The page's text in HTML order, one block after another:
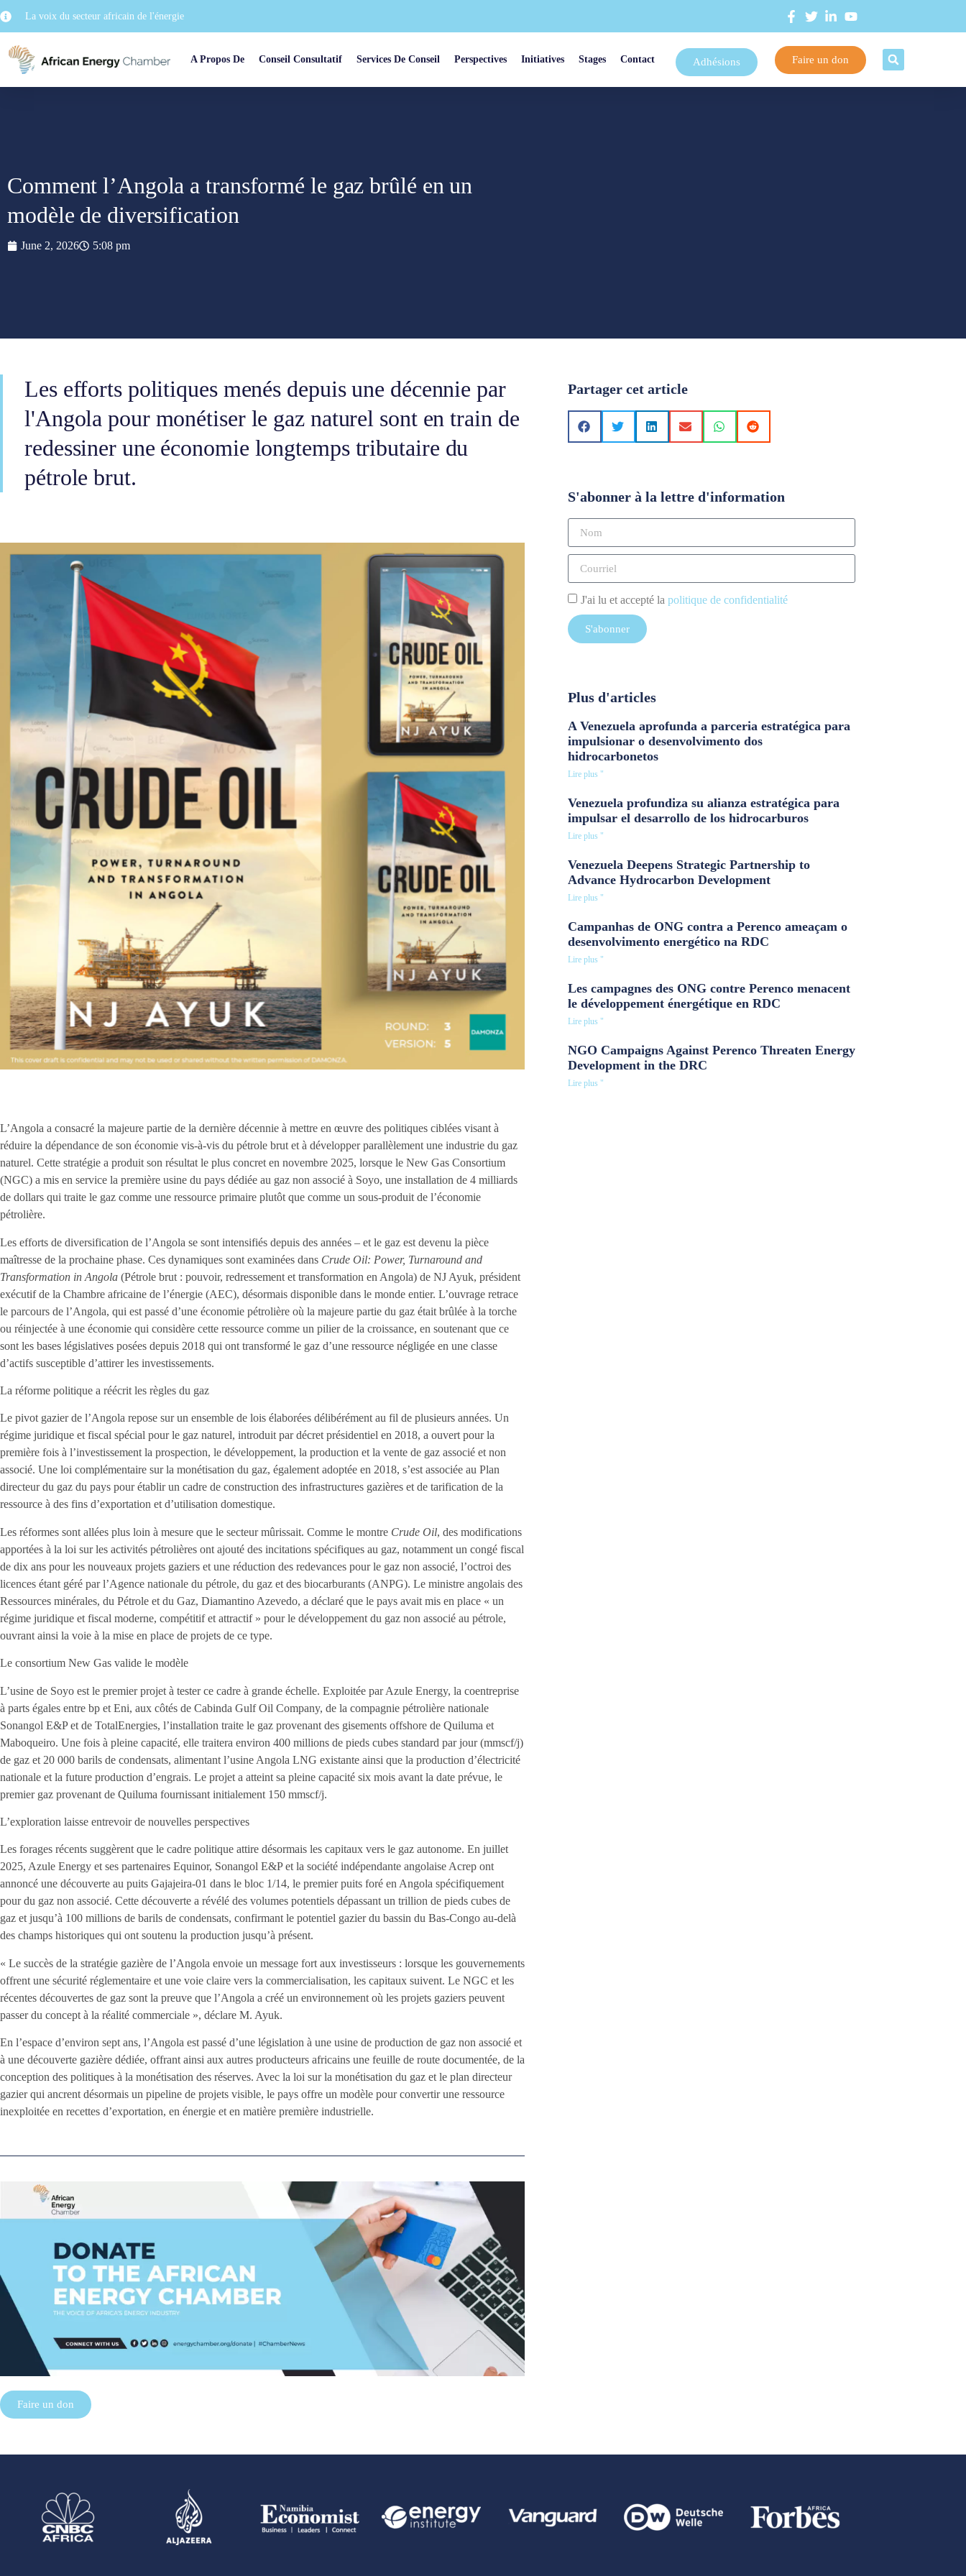
La voix du secteur africain de l'énergie
A Propos De Conseil Consultatif Services De Conseil Perspectives Initiatives Stages Contact Adhésions Faire un don
Comment l’Angola a transformé le gaz brûlé en un
modèle de diversification
June 2, 2026 5:08 pm
Les efforts politiques menés depuis une décennie par
l'Angola pour monétiser le gaz naturel sont en train de
redessiner une économie longtemps tributaire du
pétrole brut.
L’Angola a consacré la majeure partie de la dernière décennie à mettre en œuvre des politiques ciblées visant à
réduire la dépendance de son économie vis-à-vis du pétrole brut et à développer parallèlement une industrie du gaz
naturel. Cette stratégie a produit son résultat le plus concret en novembre 2025, lorsque le New Gas Consortium
(NGC) a mis en service la première usine du pays dédiée au gaz non associé à Soyo, une installation de 4 milliards
de dollars qui traite le gaz comme une ressource primaire plutôt que comme un sous-produit de l’économie
pétrolière.
Les efforts de diversification de l’Angola se sont intensifiés depuis des années – et le gaz est devenu la pièce
maîtresse de la prochaine phase. Ces dynamiques sont examinées dans Crude Oil: Power, Turnaround and
Transformation in Angola (Pétrole brut : pouvoir, redressement et transformation en Angola) de NJ Ayuk, président
exécutif de la Chambre africaine de l’énergie (AEC), désormais disponible dans le monde entier. L’ouvrage retrace
le parcours de l’Angola, qui est passé d’une économie pétrolière où la majeure partie du gaz était brûlée à la torche
ou réinjectée à une économie qui considère cette ressource comme un pilier de la croissance, en soutenant que ce
sont les bases législatives posées depuis 2018 qui ont transformé le gaz d’une ressource négligée en une classe
d’actifs susceptible d’attirer les investissements.
La réforme politique a réécrit les règles du gaz
Le pivot gazier de l’Angola repose sur un ensemble de lois élaborées délibérément au fil de plusieurs années. Un
régime juridique et fiscal spécial pour le gaz naturel, introduit par décret présidentiel en 2018, a ouvert pour la
première fois à l’investissement la prospection, le développement, la production et la vente de gaz associé et non
associé. Une loi complémentaire sur la monétisation du gaz, également adoptée en 2018, s’est associée au Plan
directeur du gaz du pays pour établir un cadre de construction des infrastructures gazières et de tarification de la
ressource à des fins d’exportation et d’utilisation domestique.
Les réformes sont allées plus loin à mesure que le secteur mûrissait. Comme le montre Crude Oil, des modifications
apportées à la loi sur les activités pétrolières ont ajouté des incitations spécifiques au gaz, notamment un congé fiscal
de dix ans pour les nouveaux projets gaziers et une réduction des redevances pour le gaz non associé, l’octroi des
licences étant géré par l’Agence nationale du pétrole, du gaz et des biocarburants (ANPG). Le ministre angolais des
Ressources minérales, du Pétrole et du Gaz, Diamantino Azevedo, a déclaré que le pays avait mis en place « un
régime juridique et fiscal moderne, compétitif et attractif » pour le développement du gaz non associé au pétrole,
ouvrant ainsi la voie à la mise en place de projets de ce type.
Le consortium New Gas valide le modèle
L’usine de Soyo est le premier projet à tester ce cadre à grande échelle. Exploitée par Azule Energy, la coentreprise
à parts égales entre bp et Eni, aux côtés de Cabinda Gulf Oil Company, de la compagnie pétrolière nationale
Sonangol E&P et de TotalEnergies, l’installation traite le gaz provenant des gisements offshore de Quiluma et
Maboqueiro. Une fois à pleine capacité, elle traitera environ 400 millions de pieds cubes standard par jour (mmscf/j)
de gaz et 20 000 barils de condensats, alimentant l’usine Angola LNG existante ainsi que la production d’électricité
nationale et la future production d’engrais. Le projet a atteint sa pleine capacité six mois avant la date prévue, le
premier gaz provenant de Quiluma fournissant initialement 150 mmscf/j.
L’exploration laisse entrevoir de nouvelles perspectives
Les forages récents suggèrent que le cadre politique attire désormais les capitaux vers le gaz autonome. En juillet
2025, Azule Energy et ses partenaires Equinor, Sonangol E&P et la société indépendante angolaise Acrep ont
annoncé une découverte au puits Gajajeira-01 dans le bloc 1/14, le premier puits foré en Angola spécifiquement
pour du gaz non associé. Cette découverte a révélé des volumes potentiels dépassant un trillion de pieds cubes de
gaz et jusqu’à 100 millions de barils de condensats, confirmant le potentiel gazier du bassin du Bas-Congo au-delà
des champs historiques qui ont soutenu la production jusqu’à présent.
« Le succès de la stratégie gazière de l’Angola envoie un message fort aux investisseurs : lorsque les gouvernements
offrent une sécurité réglementaire et une voie claire vers la commercialisation, les capitaux suivent. Le NGC et les
récentes découvertes de gaz sont la preuve que l’Angola a créé un environnement où les projets gaziers peuvent
passer du concept à la réalité commerciale », déclare M. Ayuk.
En l’espace d’environ sept ans, l’Angola est passé d’une législation à une usine de production de gaz non associé et
à une découverte gazière dédiée, offrant ainsi aux autres producteurs africains une feuille de route documentée, de la
conception des politiques à la monétisation des réserves. Avec la loi sur la monétisation du gaz et le plan directeur
gazier qui ancrent désormais un pipeline de projets visible, le pays offre un modèle pour convertir une ressource
inexploitée en recettes d’exportation, en énergie et en matière première industrielle.
Faire un don
Partager cet article
S'abonner à la lettre d'information
J'ai lu et accepté la politique de confidentialité
S'abonner
Plus d'articles
A Venezuela aprofunda a parceria estratégica para
impulsionar o desenvolvimento dos
hidrocarbonetos
Lire plus "
Venezuela profundiza su alianza estratégica para
impulsar el desarrollo de los hidrocarburos
Lire plus "
Venezuela Deepens Strategic Partnership to
Advance Hydrocarbon Development
Lire plus "
Campanhas de ONG contra a Perenco ameaçam o
desenvolvimento energético na RDC
Lire plus "
Les campagnes des ONG contre Perenco menacent
le développement énergétique en RDC
Lire plus "
NGO Campaigns Against Perenco Threaten Energy
Development in the DRC
Lire plus "